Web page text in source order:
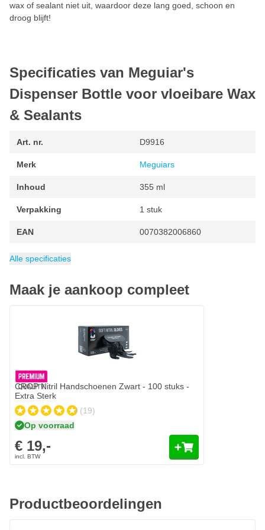
wax of sealant niet uit, waardoor deze lang goed, schoon en
droog blijft!
Specificaties van Meguiar's
Dispenser Bottle voor vloeibare Wax
& Sealants
Art. nr. D9916
Merk Meguiars
Inhoud 355 ml
Verpakking 1 stuk
EAN 0070382006860
Alle specificaties
Maak je aankoop compleet
In mijn winkelwagen
CROP Nitril Handschoenen Zwart - 100 stuks -
Extra Sterk
(19)
Op voorraad
€ 19,-
Productbeoordelingen